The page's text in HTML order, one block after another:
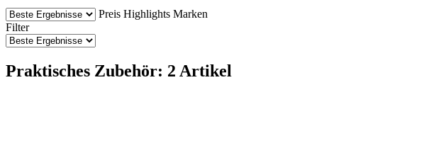
Preis Highlights Marken
Filter
Praktisches Zubehör: 2 Artikel